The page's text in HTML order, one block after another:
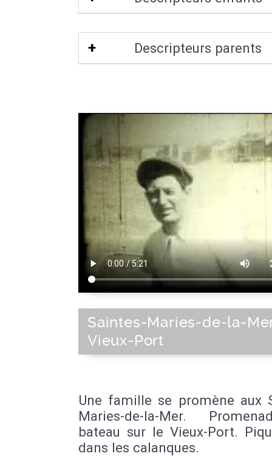
Mer polaire|Récif de corail|Atoll|
|Paysage sous marin|Rade|
Baie|Crique|Estuaire|Lagon|
Descripteurs parents
Saintes-Maries-de-la-
Vieux-Port
Une famille se promène aux
Maries-de-la-Mer.
bateau sur le Vieux-Port.
dans les calanques.